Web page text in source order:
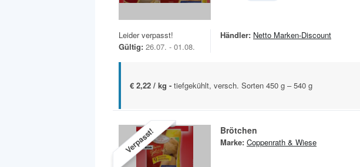
Leider verpasst!
Gültig: 26.07. - 01.08.
Händler: Netto Marken-Discount
€ 2,22 / kg - tiefgekühlt, versch. Sorten 450 g – 540 g
Verpasst! Brötchen
Marke: Coppenrath & Wiese